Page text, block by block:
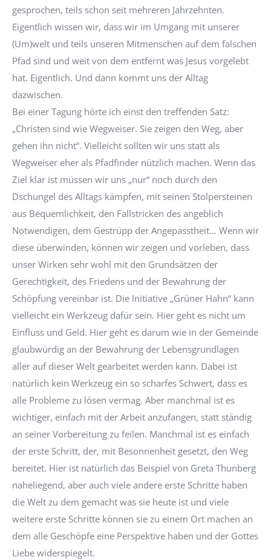
gesprochen, teils schon seit mehreren Jahrzehnten.
Eigentlich wissen wir, dass wir im Umgang mit unserer
(Um)welt und teils unseren Mitmenschen auf dem falschen
Pfad sind und weit von dem entfernt was Jesus vorgelebt
hat. Eigentlich. Und dann kommt uns der Alltag
dazwischen.
Bei einer Tagung hörte ich einst den treffenden Satz:
„Christen sind wie Wegweiser. Sie zeigen den Weg, aber
gehen ihn nicht“. Vielleicht sollten wir uns statt als
Wegweiser eher als Pfadfinder nützlich machen. Wenn das
Ziel klar ist müssen wir uns „nur“ noch durch den
Dschungel des Alltags kämpfen, mit seinen Stolpersteinen
aus Bequemlichkeit, den Fallstricken des angeblich
Notwendigen, dem Gestrüpp der Angepasstheit… Wenn wir
diese überwinden, können wir zeigen und vorleben, dass
unser Wirken sehr wohl mit den Grundsätzen der
Gerechtigkeit, des Friedens und der Bewahrung der
Schöpfung vereinbar ist. Die Initiative „Grüner Hahn“ kann
vielleicht ein Werkzeug dafür sein. Hier geht es nicht um
Einfluss und Geld. Hier geht es darum wie in der Gemeinde
glaubwürdig an der Bewahrung der Lebensgrundlagen
aller auf dieser Welt gearbeitet werden kann. Dabei ist
natürlich kein Werkzeug ein so scharfes Schwert, dass es
alle Probleme zu lösen vermag. Aber manchmal ist es
wichtiger, einfach mit der Arbeit anzufangen, statt ständig
an seiner Vorbereitung zu feilen. Manchmal ist es einfach
der erste Schritt, der, mit Besonnenheit gesetzt, den Weg
bereitet. Hier ist natürlich das Beispiel von Greta Thunberg
naheliegend, aber auch viele andere erste Schritte haben
die Welt zu dem gemacht was sie heute ist und viele
weitere erste Schritte können sie zu einem Ort machen an
dem alle Geschöpfe eine Perspektive haben und der Gottes
Liebe widerspiegelt.